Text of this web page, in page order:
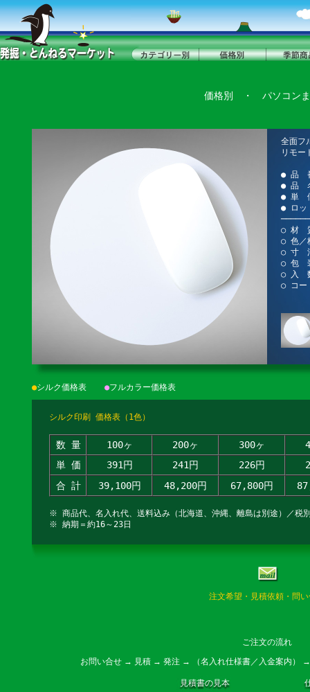
価格別 ・ パソコン
全面フ
リモ
● 品
● 品
● 単
● ロッ
○ 材
○ 色／
○ 寸
○ 包
○ 入
○ コー
●シルク価格表 ●フルカラー価格表
シルク印刷 価格表（1色）
数 量 100ヶ 200ヶ 300ヶ
単 価
391円 241円 226円
合 計
39,100円 48,200円 67,800円
※ 商品代、名入れ代、送料込み（北海道、沖縄、離島は別途）／税
※ 納期＝約16～23日
注文希望・見積依頼・問
ご注文の流れ
お問い合せ → 見積 → 発注 → （名入れ仕様書／入金案内）
見積書の見本